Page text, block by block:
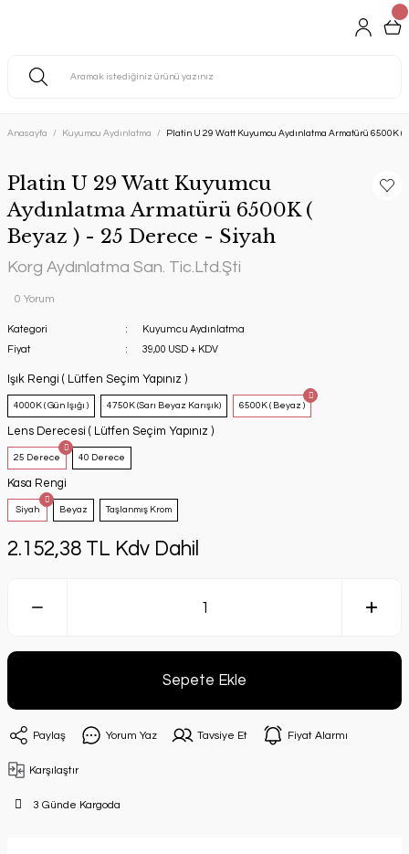
Anasayfa Kuyumcu Aydınlatma Platin U 29 Watt Kuyumcu Aydınlatma Armatürü 6500K (
Platin U 29 Watt Kuyumcu
Aydınlatma Armatürü 6500K (
Beyaz ) - 25 Derece - Siyah
Korg Aydınlatma San. Tic.Ltd.Şti
0 Yorum
Kategori
Kuyumcu Aydınlatma
Fiyat
39,00 USD + KDV
Işık Rengi ( Lütfen Seçim Yapınız )
4000K ( Gün Işığı ) 4750K (Sarı Beyaz Karışık) 6500K ( Beyaz )
Lens Derecesi ( Lütfen Seçim Yapınız )
25 Derece 40 Derece
Kasa Rengi
Siyah Beyaz Taşlanmış Krom
2.152,38 TL Kdv Dahil
Sepete Ekle
Paylaş Yorum Yaz Tavsiye Et Fiyat Alarmı
Karşılaştır
3 Günde Kargoda